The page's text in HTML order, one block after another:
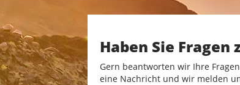
Haben Sie Fragen
Gern beantworten wir Ihre
eine Nachricht und wir melden